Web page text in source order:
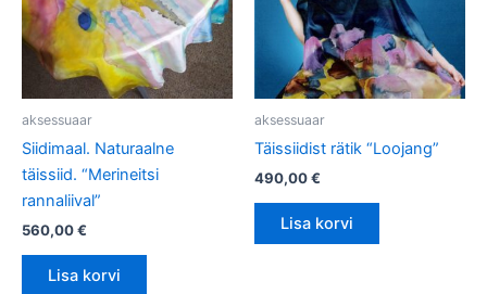
aksessuaar
Siidimaal. Naturaalne
täissiid. “Merineitsi
rannaliival”
560,00€
Lisa korvi
aksessuaar
Täissiidist rätik “Loojang”
490,00€
Lisa korvi